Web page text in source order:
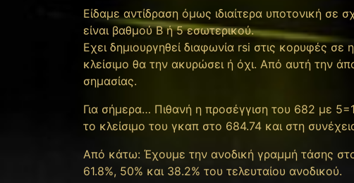
Είδαμε αντίδραση όμως ιδιαίτερα υποτονική σε
είναι βαθμού Β ή 5 εσωτερικού.
Εχει δημιουργηθεί διαφωνία rsi στις κορυφές σε
κλείσιμο θα την ακυρώσει ή όχι. Από αυτή την
σημασίας.
Για σήμερα… Πιθανή η προσέγγιση του 682 με
το κλείσιμο του γκαπ στο 684.74 και στη
Από κάτω: Έχουμε την ανοδική γραμμή τάσης
61.8%, 50% και 38.2% του τελευταίου ανοδικού.